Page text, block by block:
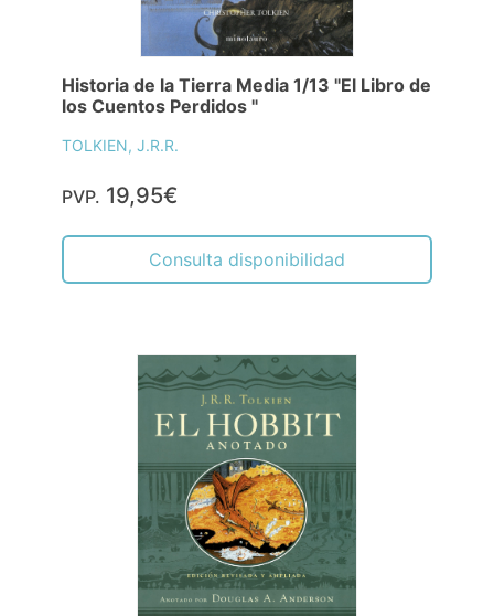
Historia de la Tierra Media 1/13 "El Libro de
los Cuentos Perdidos "
TOLKIEN, J.R.R.
PVP. 19,95€
Consulta disponibilidad